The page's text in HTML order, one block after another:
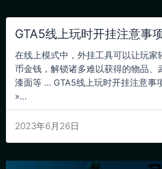
GTA5线上玩时开挂注意事
2023年6月26日
在线上模式中，外挂工具可以让玩家
币金钱，解锁诸多难以获得的物品、
漆面等 … GTA5线上玩时开挂注意事
»...